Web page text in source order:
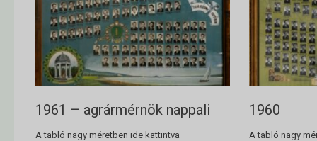
1961 – agrármérnök nappali
A tabló nagy méretben ide kattintva
1960
A tabló nagy